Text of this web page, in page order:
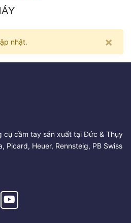
×
nhật.
cụ cầm tay sản xuất tại Đức & Thụy
Picard, Heuer, Rennsteig, PB Swiss